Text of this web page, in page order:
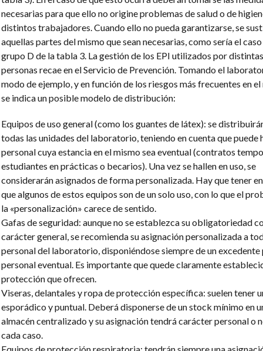
necesarias para que ello no origine problemas de salud o de
distintos trabajadores. Cuando ello no pueda garantizarse, se
aquellas partes del mismo que sean necesarias, como sería el
grupo D de la tabla 3. La gestión de los EPI utilizados por distintas
personas recae en el Servicio de Prevención. Tomando el
modo de ejemplo, y en función de los riesgos más frecuentes en el
se indica un posible modelo de distribución:
Equipos de uso general (como los guantes de látex): se
todas las unidades del laboratorio, teniendo en cuenta que puede
personal cuya estancia en el mismo sea eventual (contratos
estudiantes en prácticas o becarios). Una vez se hallen en uso, se
considerarán asignados de forma personalizada. Hay que tener
que algunos de estos equipos son de un solo uso, con lo que el
la «personalización» carece de sentido.
Gafas de seguridad: aunque no se establezca su obligatoriedad
carácter general, se recomienda su asignación personalizada a
personal del laboratorio, disponiéndose siempre de un excedente
personal eventual. Es importante que quede claramente
protección que ofrecen.
Viseras, delantales y ropa de protección específica: suelen tener
esporádico y puntual. Deberá disponerse de un stock mínimo en
almacén centralizado y su asignación tendrá carácter personal o
cada caso.